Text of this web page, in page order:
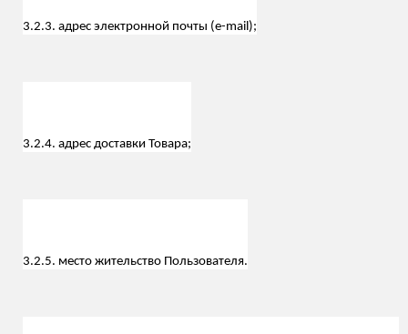
3.2.3. адрес электронной почты (e-mail);
3.2.4. адрес доставки Товара;
3.2.5. место жительство Пользователя.